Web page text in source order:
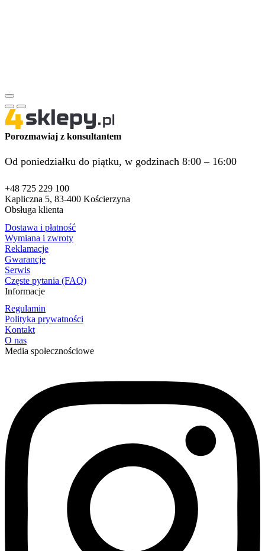
Porozmawiaj z konsultantem
Od poniedziałku do piątku, w godzinach 8:00 – 16:00
+48 725 229 100
Kapliczna 5, 83-400 Kościerzyna
Obsługa klienta
Dostawa i płatność
Wymiana i zwroty
Reklamacje
Gwarancje
Serwis
Częste pytania (FAQ)
Informacje
Regulamin
Polityka prywatności
Kontakt
O nas
Media społecznościowe